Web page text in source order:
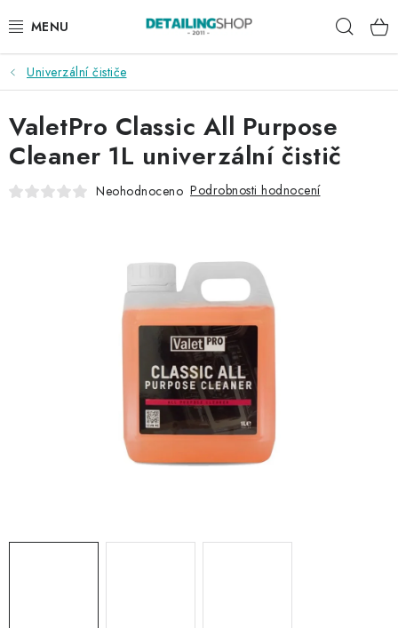
na
AKCE
NOVINKY
EXTERIÉR
DÁRKOVÉ SADY A POUKAZY
BYDLENÍ
Univerzální čističe
ValetPro Classic All Purpose
Cleaner 1L univerzální čistič
Neohodnoceno Podrobnosti hodnocení